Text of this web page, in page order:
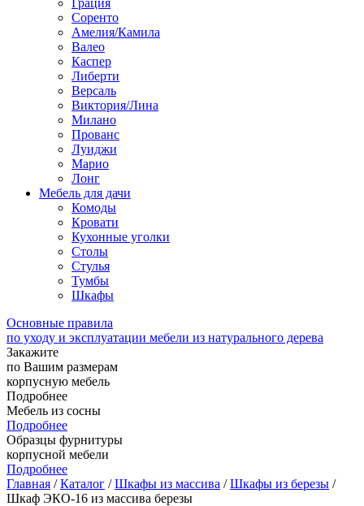
Грация
Соренто
Амелия/Камила
Валео
Каспер
Либерти
Версаль
Виктория/Лина
Милано
Прованс
Луиджи
Марио
Лонг
Мебель для дачи
Комоды
Кровати
Кухонные уголки
Столы
Стулья
Тумбы
Шкафы
Основные правила
по уходу и эксплуатации мебели из натурального дерева
Закажите
по Вашим размерам
корпусную мебель
Подробнее
Мебель из сосны
Подробнее
Образцы фурнитуры
корпусной мебели
Подробнее
Главная /Каталог /Шкафы из массива /Шкафы из березы /
Шкаф ЭКО-16 из массива березы